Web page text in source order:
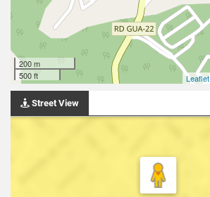
200 m
500 ft
Leaflet
Street View